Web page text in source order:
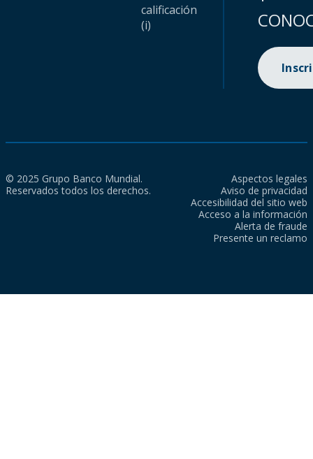
calificación
(i)
© 2025 Grupo Banco Mundial.
Reservados todos los derechos.
Aspectos legales
Aviso de privacidad
Accesibilidad del sitio web
Acceso a la información
Alerta de fraude
Presente un reclamo